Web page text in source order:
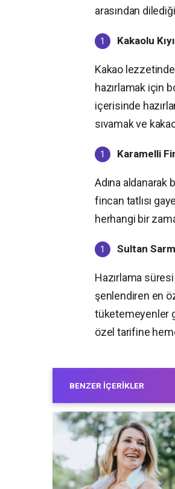
arasından
Kakaolu
Kakao
hazırlamak için
içerisinde
sıvamak ve
Karamelli
Adına aldanarak
fincan tatlısı
herhangi bir
Sultan
Hazırlama
şenlendiren en
tüketemeyenler
özel tarifine
BENZER İÇERIKLER